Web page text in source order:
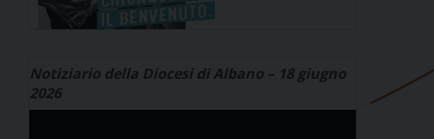
Notiziario della Diocesi di Albano – 18 giugno
2026